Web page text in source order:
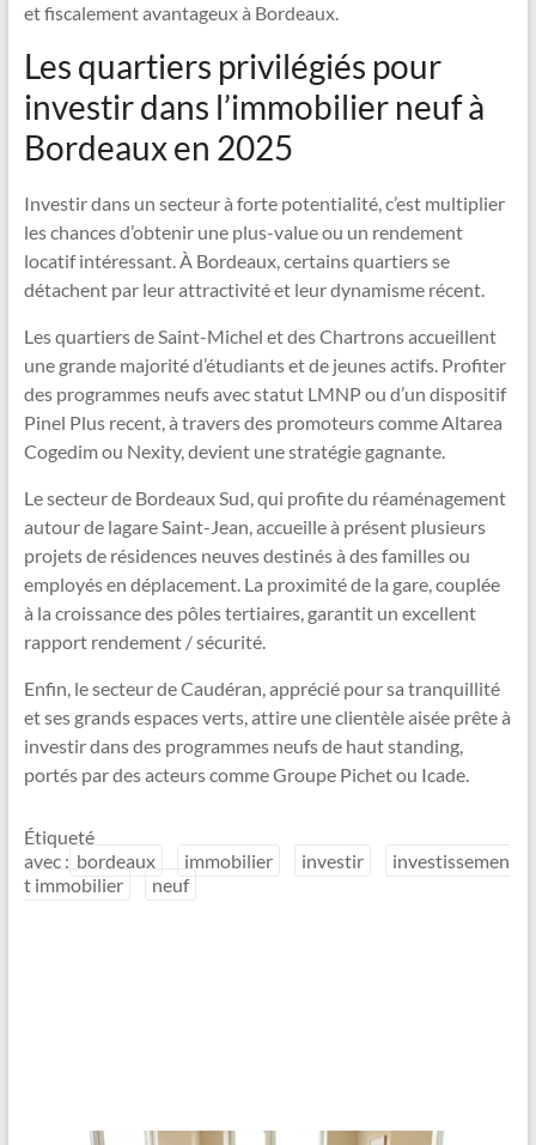
et fiscalement avantageux à Bordeaux.
Les quartiers privilégiés pour
investir dans l’immobilier neuf à
Bordeaux en 2025
Investir dans un secteur à forte potentialité, c’est multiplier
les chances d’obtenir une plus-value ou un rendement
locatif intéressant. À Bordeaux, certains quartiers se
détachent par leur attractivité et leur dynamisme récent.
Les quartiers de Saint-Michel et des Chartrons accueillent
une grande majorité d’étudiants et de jeunes actifs. Profiter
des programmes neufs avec statut LMNP ou d’un dispositif
Pinel Plus recent, à travers des promoteurs comme Altarea
Cogedim ou Nexity, devient une stratégie gagnante.
Le secteur de Bordeaux Sud, qui profite du réaménagement
autour de lagare Saint-Jean, accueille à présent plusieurs
projets de résidences neuves destinés à des familles ou
employés en déplacement. La proximité de la gare, couplée
à la croissance des pôles tertiaires, garantit un excellent
rapport rendement / sécurité.
Enfin, le secteur de Caudéran, apprécié pour sa tranquillité
et ses grands espaces verts, attire une clientèle aisée prête à
investir dans des programmes neufs de haut standing,
portés par des acteurs comme Groupe Pichet ou Icade.
Étiqueté
avec : bordeaux immobilier investir
investissemen
t immobilier
neuf